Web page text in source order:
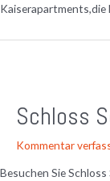
Kaiserapartments,die
Schloss
Kommentar
Besuchen Sie